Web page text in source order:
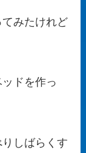
みたけれど
ドを作っ
しばらくす